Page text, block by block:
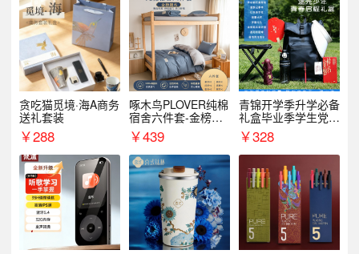
贪吃猫觅境·海A商务
送礼套装
￥288
啄木鸟PLOVER纯棉
宿舍六件套-金榜题
名
￥439
青锦开学季升学必备
礼盒毕业季学生党户
外出行备考装备礼品
￥328